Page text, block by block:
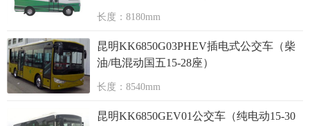
长度：8180mm
昆明KK6850G03PHEV插电式公交车（柴
油/电混动国五15-28座）
长度：8540mm
昆明KK6850GEV01公交车（纯电动15-30